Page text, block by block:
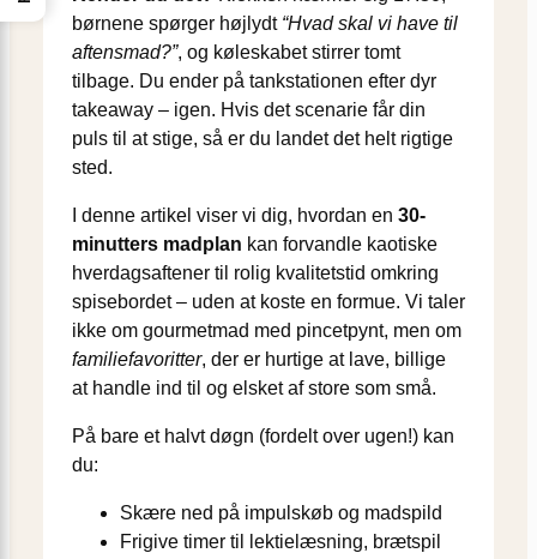
børnene spørger højlydt “Hvad skal vi have til
aftensmad?”, og køleskabet stirrer tomt
tilbage. Du ender på tankstationen efter dyr
takeaway – igen. Hvis det scenarie får din
puls til at stige, så er du landet det helt rigtige
sted.
I denne artikel viser vi dig, hvordan en 30-
minutters madplan kan forvandle kaotiske
hverdagsaftener til rolig kvalitetstid omkring
spisebordet – uden at koste en formue. Vi taler
ikke om gourmetmad med pincetpynt, men om
familiefavoritter, der er hurtige at lave, billige
at handle ind til og elsket af store som små.
På bare et halvt døgn (fordelt over ugen!) kan
du:
Skære ned på impulskøb og madspild
Frigive timer til lektielæsning, brætspil